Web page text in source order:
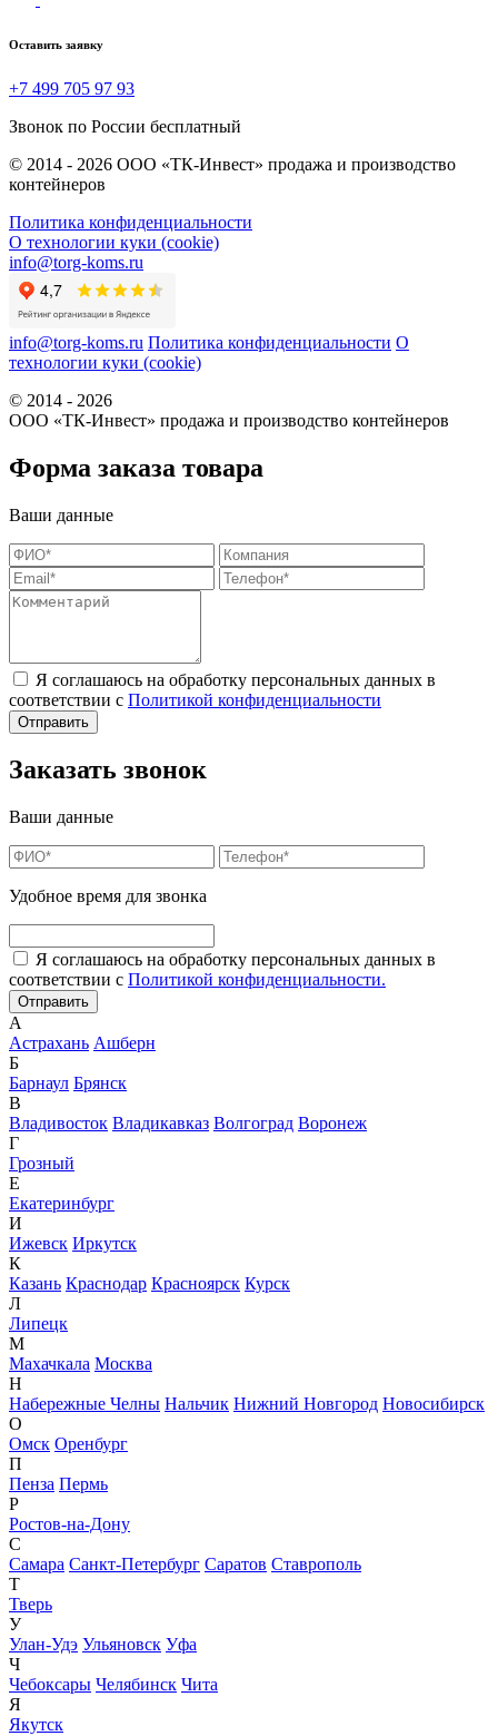
Оставить заявку
+7 499 705 97 93
Звонок по России бесплатный
© 2014 - 2026 ООО «ТК-Инвест» продажа и производство
контейнеров
Политика конфиденциальности
О технологии куки (cookie)
info@torg-koms.ru
info@torg-koms.ru Политика конфиденциальности О
технологии куки (cookie)
© 2014 - 2026
ООО «ТК-Инвест» продажа и производство контейнеров
Форма заказа товара
Ваши данные
Я соглашаюсь на обработку персональных данных в
соответствии с Политикой конфиденциальности
Заказать звонок
Ваши данные
Удобное время для звонка
Я соглашаюсь на обработку персональных данных в
соответствии с Политикой конфиденциальности.
А
Астрахань Ашберн
Б
Барнаул Брянск
В
Владивосток Владикавказ Волгоград Воронеж
Г
Грозный
Е
Екатеринбург
И
Ижевск Иркутск
К
Казань Краснодар Красноярск Курск
Л
Липецк
М
Махачкала Москва
Н
Набережные Челны Нальчик Нижний Новгород Новосибирск
О
Омск Оренбург
П
Пенза Пермь
Р
Ростов-на-Дону
С
Самара Санкт-Петербург Саратов Ставрополь
Т
Тверь
У
Улан-Удэ Ульяновск Уфа
Ч
Чебоксары Челябинск Чита
Я
Якутск